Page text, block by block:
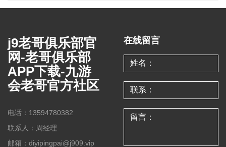
j9老哥俱乐部官
网-老哥俱乐部
APP下载-九游
会老哥官方社区
电话：13594780382
联系人：周经理
邮箱：diyipingpai@j909.vip
在线留言